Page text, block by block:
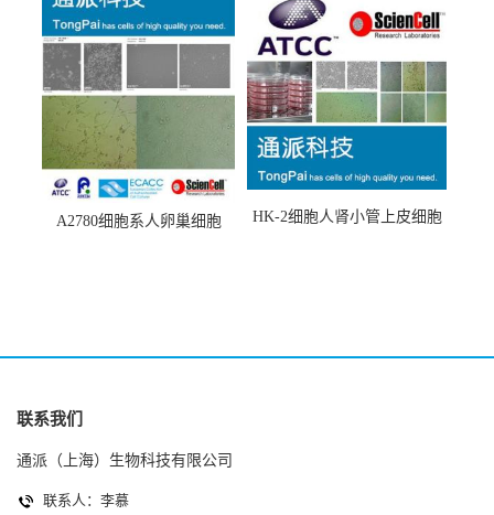
A2780细胞系人卵巢细胞
HK-2细胞人肾小管上皮细胞
联系我们
通派（上海）生物科技有限公司
联系人：李慕